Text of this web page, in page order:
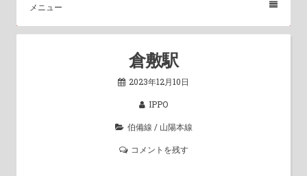
メニュー
倉敷駅
2023年12月10日
IPPO
伯備線 / 山陽本線
コメントを残す